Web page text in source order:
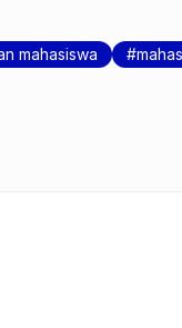
mahasiswa